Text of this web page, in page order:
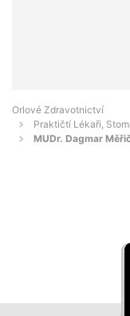
Orlové Zdravotnictví
Praktičtí Lékaři,
MUDr. Dagmar